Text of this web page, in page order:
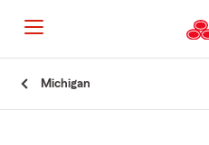
al
Michigan